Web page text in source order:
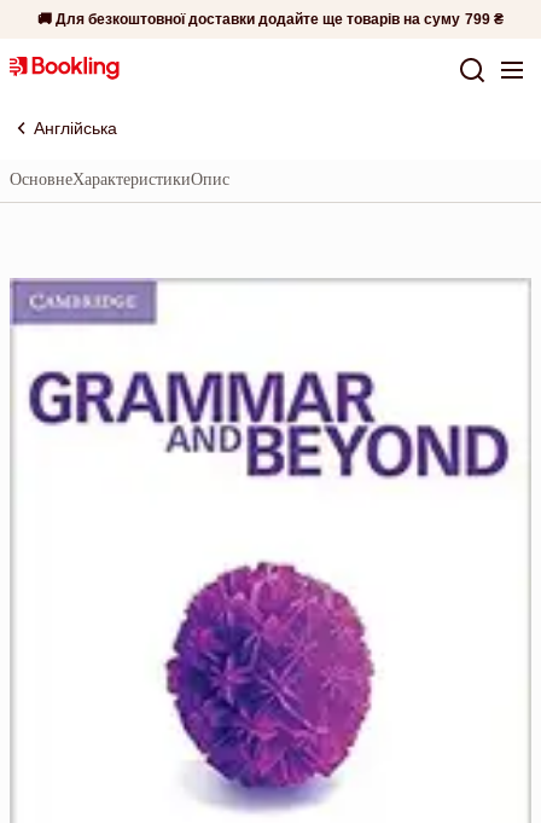
🚚 Для безкоштовної доставки додайте ще товарів на суму 799 ₴
Англійська
ОсновнеХарактеристикиОпис